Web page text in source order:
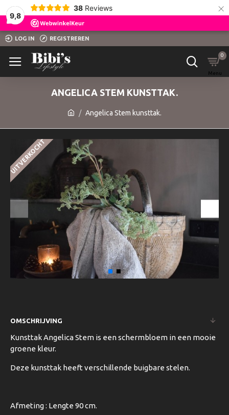
9,8
38 Reviews ×
LOG IN REGISTREREN
0
Angelica Stem kunsttak.
ANGELICA STEM KUNSTTAK.
UITVERKOCHT
OMSCHRIJVING
Kunsttak Angelica Stem is een schermbloem in een mooie
groene kleur.
Deze kunsttak heeft verschillende buigbare stelen.
Afmeting : Lengte 90 cm.